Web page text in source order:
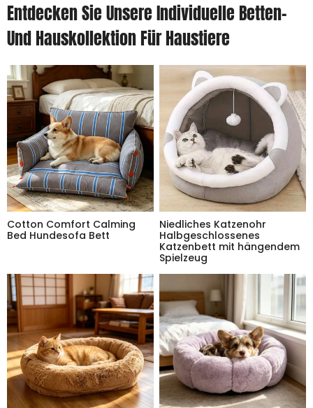
Entdecken Sie Unsere Individuelle Betten-
Und Hauskollektion Für Haustiere
Cotton Comfort Calming
Bed Hundesofa Bett
Niedliches Katzenohr
Halbgeschlossenes
Katzenbett mit hängendem
Spielzeug